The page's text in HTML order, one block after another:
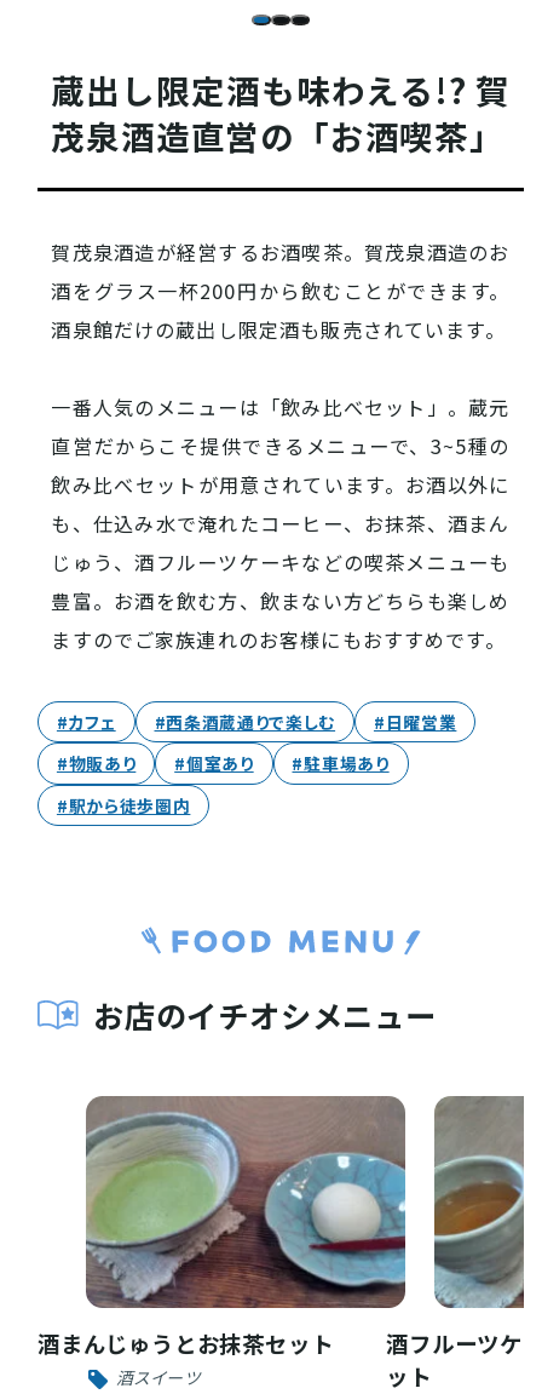
蔵出し限定酒も味わえる!? 賀
茂泉酒造直営の「お酒喫茶」
賀茂泉酒造が経営するお酒喫茶。賀茂泉酒造のお
酒をグラス一杯200円から飲むことができます。
酒泉館だけの蔵出し限定酒も販売されています。
一番人気のメニューは「飲み比べセット」。蔵元
直営だからこそ提供できるメニューで、3~5種の
飲み比べセットが用意されています。お酒以外に
も、仕込み水で淹れたコーヒー、お抹茶、酒まん
じゅう、酒フルーツケーキなどの喫茶メニューも
豊富。お酒を飲む方、飲まない方どちらも楽しめ
ますのでご家族連れのお客様にもおすすめです。
#カフェ #西条酒蔵通りで楽しむ
#日曜営業
#物販あり
#個室あり
#駐車場あり
#駅から徒歩圏内
お店のイチオシメニュー
酒まんじゅうとお抹茶セット
酒スイーツ
酒フルーツケ
ット
注目コンテンツ
西条酒蔵通り特設ページ
特集記事
その他注目コンテンツ
お役立ち情報
INFORMATION